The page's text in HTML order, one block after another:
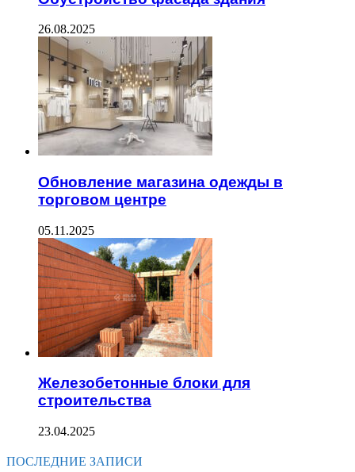
26.08.2025
Обновление магазина одежды в
торговом центре
05.11.2025
Железобетонные блоки для
строительства
23.04.2025
ПОСЛЕДНИЕ ЗАПИСИ